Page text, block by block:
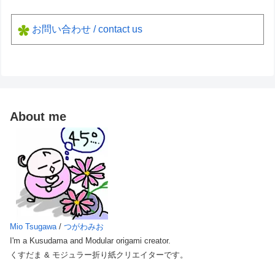
お問い合わせ / contact us
About me
Mio Tsugawa/ つがわみお
I'm a Kusudama and Modular origami creator.
くすだま & モジュラー折り紙クリエイターです。